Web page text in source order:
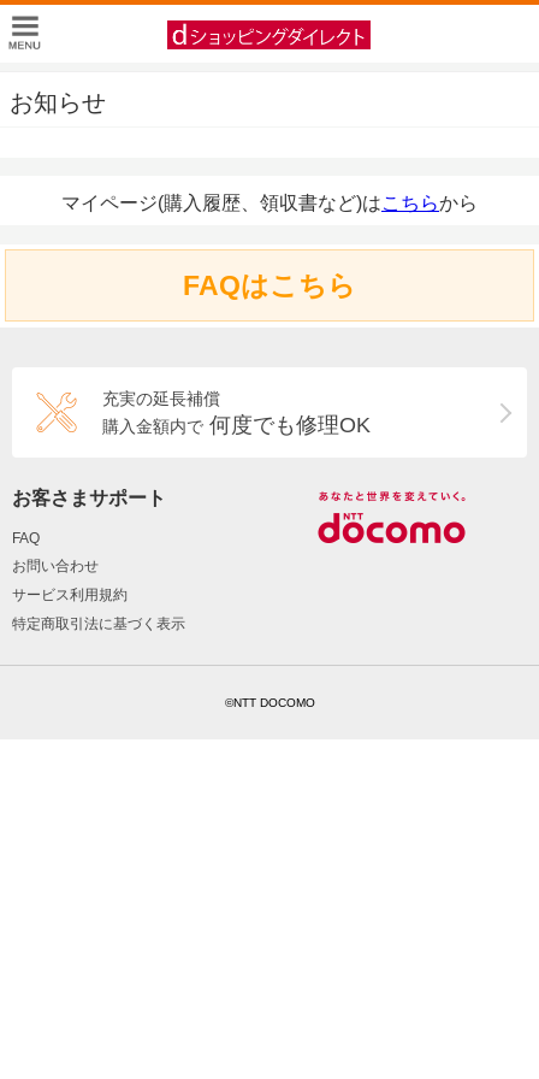
お知らせ
マイページ(購入履歴、領収書など)はこちらから
FAQはこちら
充実の延長補償
購入金額内で 何度でも修理OK
お客さまサポート
FAQ
お問い合わせ
サービス利用規約
特定商取引法に基づく表示
©NTT DOCOMO